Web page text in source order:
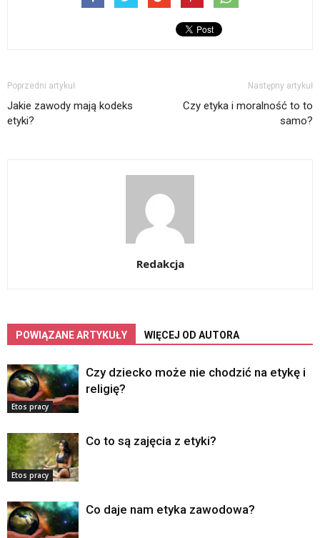
Poprzedni artykuł
Jakie zawody mają kodeks
etyki?
Następny artykuł
Czy etyka i moralność to to
samo?
Redakcja
POWIĄZANE ARTYKUŁY WIĘCEJ OD AUTORA
Etos pracy
Czy dziecko może nie chodzić na etykę i
religię?
Etos pracy
Co to są zajęcia z etyki?
Co daje nam etyka zawodowa?